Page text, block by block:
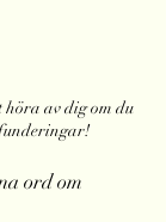
av dig om du
ord om